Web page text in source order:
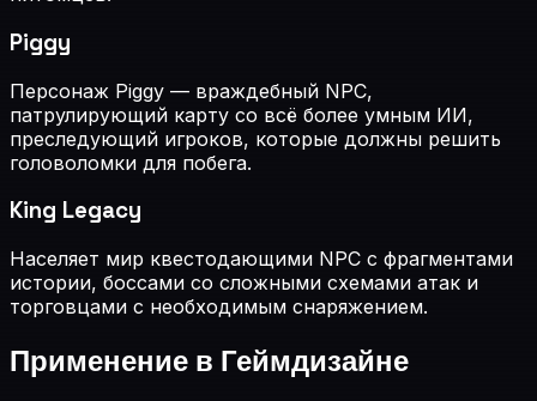
Piggy
Персонаж Piggy — враждебный NPC,
патрулирующий карту со всё более умным ИИ,
преследующий игроков, которые должны решить
головоломки для побега.
King Legacy
Населяет мир квестодающими NPC с фрагментами
истории, боссами со сложными схемами атак и
торговцами с необходимым снаряжением.
Применение в Геймдизайне